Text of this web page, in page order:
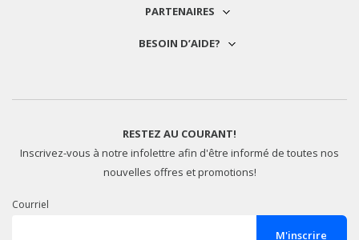
PARTENAIRES
BESOIN D’AIDE?
RESTEZ AU COURANT!
Inscrivez-vous à notre infolettre afin d'être informé de toutes nos
nouvelles offres et promotions!
Courriel